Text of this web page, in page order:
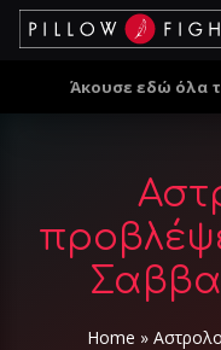
Άκουσε εδώ όλα
Home »